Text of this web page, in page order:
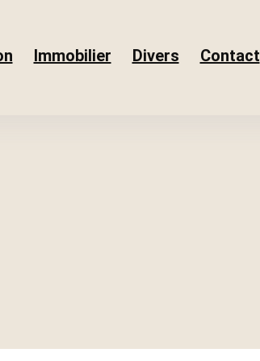
Immobilier Divers Contact